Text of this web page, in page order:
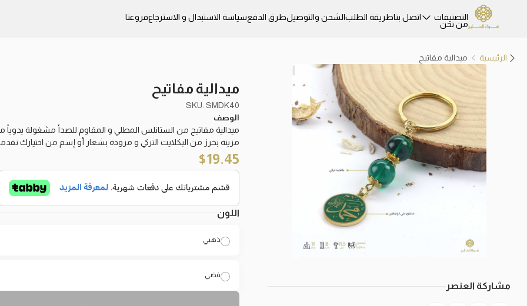
التصنيفات اتصل بناطريقة الطلبالشحن والتوصيلطرق الدفعسياسة الاستبدال و الاسترجاعفروعنا
من نحن
الرئيسية ميدالية مفاتيح
مشاركة العنصر
ميدالية مفاتيح
SKU: SMDK40
الوصف
ميدالية مفاتيح من الستانلس المطلي و المقاوم للصدأ مشغولة يدوياً
مزينة بخرز من البكلايت التركي و مزودة بشعار أو إسم من اختيارك
19.45
$
اللون
ذهبي
فضي